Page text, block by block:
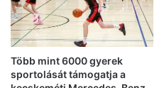
Több mint 6000 gyerek
sportolását támogatja a